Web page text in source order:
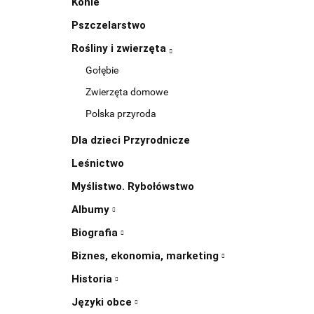
Pszczelarstwo
Rośliny i zwierzęta
Gołębie
Zwierzęta domowe
Polska przyroda
Dla dzieci Przyrodnicze
Leśnictwo
Myślistwo. Rybołówstwo
Albumy
Biografia
Biznes, ekonomia, marketing
Historia
Języki obce